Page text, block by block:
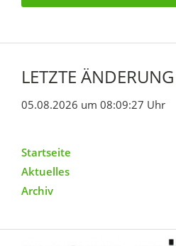
LETZTE ÄNDERUNG
05.08.2026 um 08:09:27 Uhr
Startseite
Aktuelles
Archiv